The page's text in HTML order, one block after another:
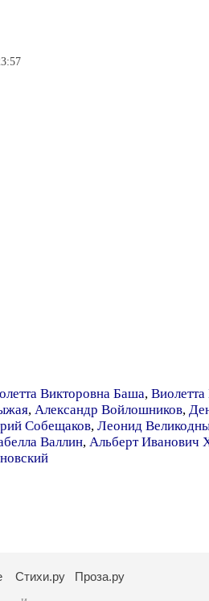
Викторовна Баша,
, Александр Войлошников,
Собещаков, Леонид
Валлин, Альберт Иванович
Стихи.ру Проза.ру